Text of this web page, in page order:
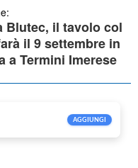
Blutec, il tavolo col
il 9 settembre in
a Termini Imerese
AGGIUNGI